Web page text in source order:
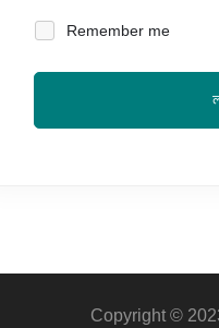
Remember me
Copyright ©